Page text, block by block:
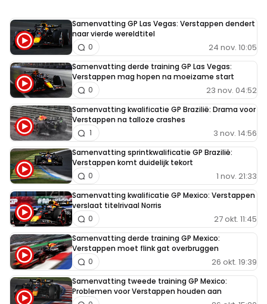
Samenvatting GP Las Vegas: Verstappen dendert
naar vierde wereldtitel
24 nov. 10:05
0
Samenvatting derde training GP Las Vegas:
Verstappen mag hopen na moeizame start
23 nov. 04:52
0
Samenvatting kwalificatie GP Brazilië: Drama voor
Verstappen na talloze crashes
3 nov. 14:56
1
Samenvatting sprintkwalificatie GP Brazilië:
Verstappen komt duidelijk tekort
1 nov. 21:33
0
Samenvatting kwalificatie GP Mexico: Verstappen
verslaat titelrivaal Norris
27 okt. 11:45
0
Samenvatting derde training GP Mexico:
Verstappen moet flink gat overbruggen
26 okt. 19:39
0
Samenvatting tweede training GP Mexico:
Problemen voor Verstappen houden aan